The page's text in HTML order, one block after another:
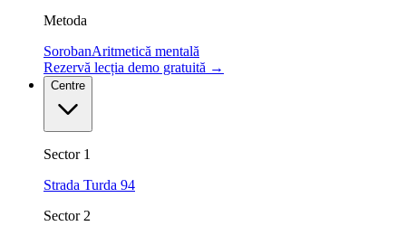
Metoda
SorobanAritmetică mentală
Rezervă lecția demo gratuită →
Centre
Sector 1
Strada Turda 94
Sector 2